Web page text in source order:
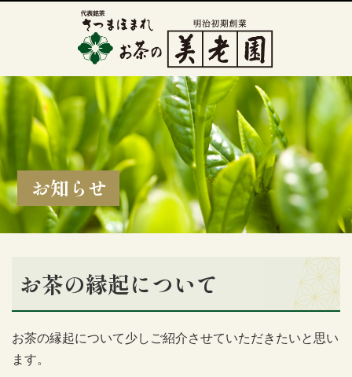
お知らせ
お茶の縁起について
お茶の縁起について少しご紹介させていただきたいと思い
ます。